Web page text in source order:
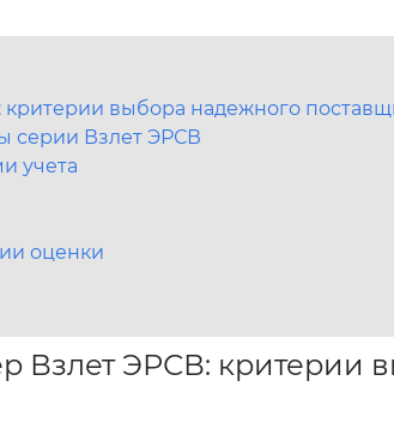
выбора надежного
серии Взлет ЭРСВ
учета
оценки
Взлет ЭРСВ: критерии